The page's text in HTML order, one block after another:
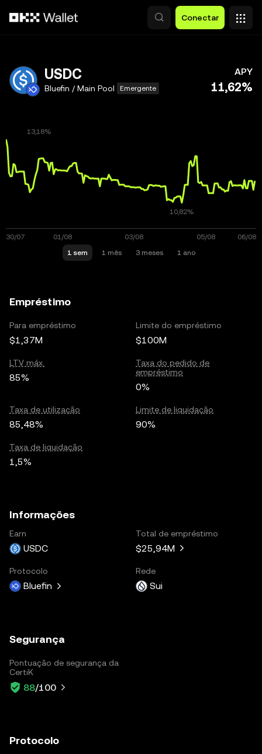
Conectar
USDC
Bluefin / Main Pool Emergente
APY
11,62%
1 sem 1 mês 3 meses 1 ano
Empréstimo
Para empréstimo
$1,37M
Limite do empréstimo
$100M
LTV máx.
85%
Taxa do pedido de
empréstimo
0%
Taxa de utilização
85,48%
Limite de liquidação
90%
Taxa de liquidação
1,5%
Informações
Earn
USDC
Total de empréstimo
$25,94M
Protocolo
Bluefin
Rede
Sui
Segurança
Pontuação de segurança da
CertiK
88/100
Protocolo